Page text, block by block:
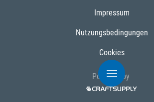
Impressum
Nutzungsbedingungen
Cookies
Powered by